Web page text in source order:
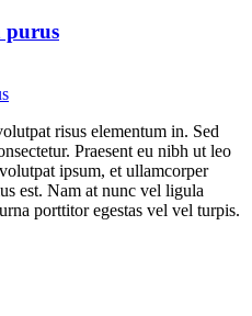
purus
risus elementum in. Sed
Praesent eu nibh ut leo
ipsum, et ullamcorper
est. Nam at nunc vel ligula
porttitor egestas vel vel turpis.